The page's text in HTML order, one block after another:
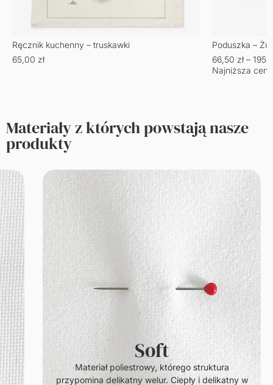
Ręcznik kuchenny – truskawki
65,00 zł
Poduszka –
66,50 zł –
Najniższa
Materiały z których powstają nasze
produkty
Soft
Materiał poliestrowy, którego struktura
przypomina delikatny welur. Ciepły i delikatny w